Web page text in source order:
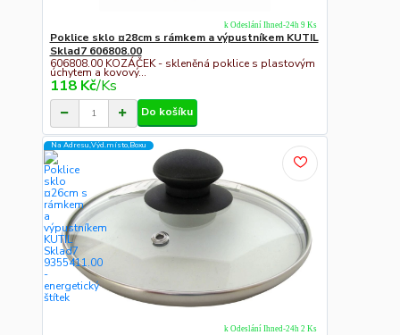
Poklice sklo ¤28cm s rámkem a výpustníkem KUTIL
Sklad7 606808.00
606808.00 KOZÁČEK - skleněná poklice s plastovým
úchytem a kovový...
118 Kč/Ks
k Odeslání Ihned-24h 9 Ks
Do košíku
Na Adresu,Výd.místo,Boxu
k Odeslání Ihned-24h 2 Ks